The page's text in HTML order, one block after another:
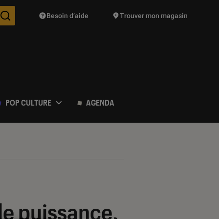
Des suggestions de produits vont vous être proposées
Besoin d’aide Trouver mon magasin
POP CULTURE AGENDA
puissance,